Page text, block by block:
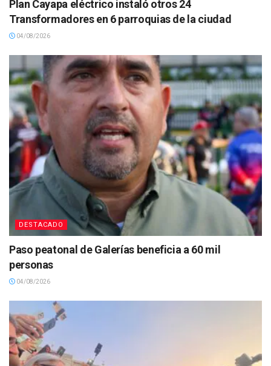
Plan Cayapa eléctrico instaló otros 24
Transformadores en 6 parroquias de la ciudad
04/08/2026
DESTACADO
Paso peatonal de Galerías beneficia a 60 mil
personas
04/08/2026